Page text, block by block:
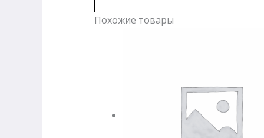
Похожие товары